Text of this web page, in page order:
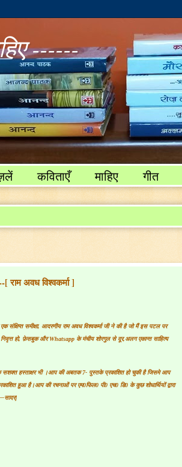
------
कविताएँ माहिए गीत
राम अवध विश्वकर्मा ]
एक संक्षिप्त समीक्षा, आदरणीय राम अवध विश्वकर्मा जी ने की है जो मैं इस पटल पर
से निवृत्त हो, फ़ेसबुक औरWhatsapp के मंचीय शोरगुल से दूर,अलग एकान्त साहित्य
हस्ताक्षर भी ।आप की अबतक 7- पुस्तके प्रकाशित हो चुकी है जिसमे आप
हुआ है।आप की रचनाओं पर एम0फिल0 पी0 एच0 डि0 के कुछ शोधार्थियों द्वारा